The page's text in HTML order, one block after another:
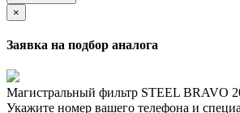
×
Заявка на подбор аналога
Магистральный фильтр STEEL BRAVO
Укажите номер вашего телефона и